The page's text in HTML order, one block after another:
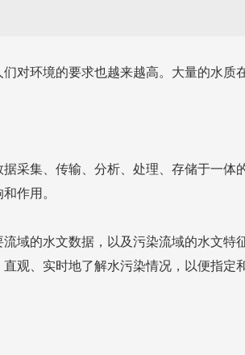
对环境的要求也越来越高。大量的水质
采集、传输、分析、处理、存储于一体
作用。
域的水文数据，以及污染流域的水文特
观、实时地了解水污染情况，以便指定